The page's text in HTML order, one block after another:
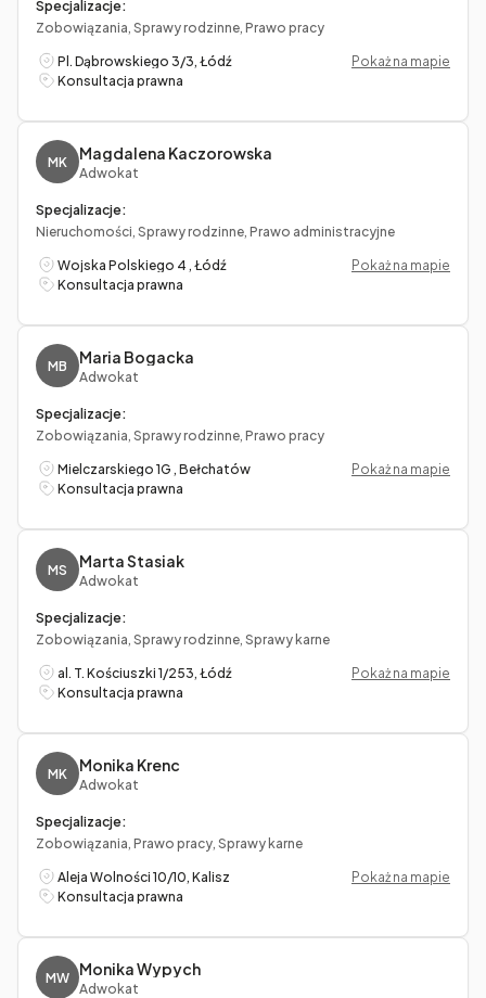
Specjalizacje:
Zobowiązania, Sprawy rodzinne, Prawo pracy
Pl. Dąbrowskiego 3/3, Łódź
Pokaż na mapie
Konsultacja prawna
MK Magdalena Kaczorowska
Adwokat
Specjalizacje:
Nieruchomości, Sprawy rodzinne, Prawo administracyjne
Wojska Polskiego 4 , Łódź
Pokaż na mapie
Konsultacja prawna
MB Maria Bogacka
Adwokat
Specjalizacje:
Zobowiązania, Sprawy rodzinne, Prawo pracy
Mielczarskiego 1G , Bełchatów
Pokaż na mapie
Konsultacja prawna
MS Marta Stasiak
Adwokat
Specjalizacje:
Zobowiązania, Sprawy rodzinne, Sprawy karne
al. T. Kościuszki 1/253, Łódź
Pokaż na mapie
Konsultacja prawna
MK Monika Krenc
Adwokat
Specjalizacje:
Zobowiązania, Prawo pracy, Sprawy karne
Aleja Wolności 10/10, Kalisz
Pokaż na mapie
Konsultacja prawna
MW Monika Wypych
Adwokat